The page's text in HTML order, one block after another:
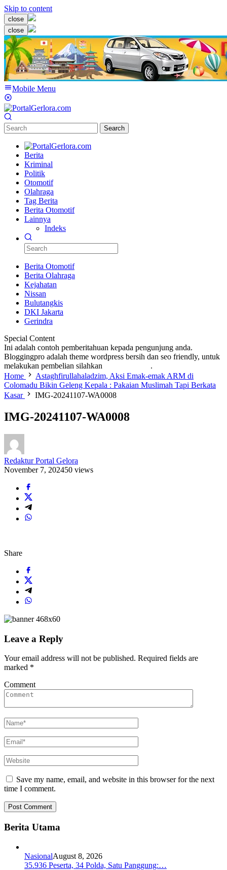
Skip to content
close
close
Mobile Menu
Search
Berita
Kriminal
Politik
Otomotif
Olahraga
Tag Berita
Berita Otomotif
Lainnya
Indeks
Berita Otomotif
Berita Olahraga
Kejahatan
Nissan
Bulutangkis
DKI Jakarta
Gerindra
Special Content
Ini adalah contoh pemberitahuan kepada pengunjung anda.
Bloggingpro adalah theme wordpress bersih dan seo friendly, untuk
melakukan pembelian silahkan
.
Home
Astaghfirullahaladzim, Aksi Emak-emak ARM di
Colomadu Bikin Geleng Kepala : Pakaian Muslimah Tapi Berkata
Kasar
IMG-20241107-WA0008
IMG-20241107-WA0008
Redaktur Portal Gelora
November 7, 202450 views
Share
Leave a Reply
Your email address will not be published. Required fields are
marked *
Comment
Save my name, email, and website in this browser for the next
time I comment.
Berita Utama
NasionalAugust 8, 2026
35.936 Peserta, 34 Polda, Satu Panggung:…